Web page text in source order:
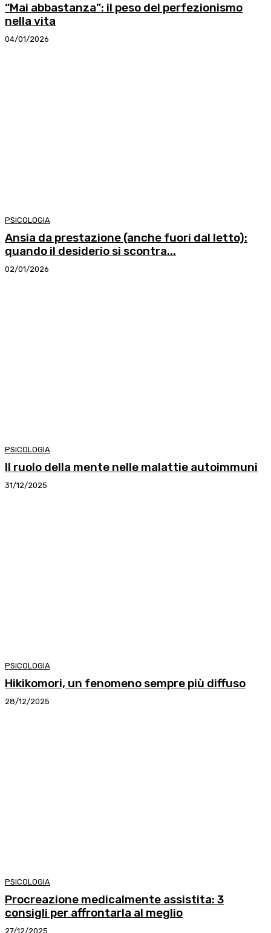
“Mai abbastanza”: il peso del perfezionismo
nella vita
04/01/2026
PSICOLOGIA
Ansia da prestazione (anche fuori dal letto):
quando il desiderio si scontra...
02/01/2026
PSICOLOGIA
Il ruolo della mente nelle malattie autoimmuni
31/12/2025
PSICOLOGIA
Hikikomori, un fenomeno sempre più diffuso
28/12/2025
PSICOLOGIA
Procreazione medicalmente assistita: 3
consigli per affrontarla al meglio
27/12/2025